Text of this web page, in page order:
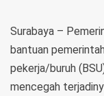
Surabaya –
bantuan
pekerja/buruh
mencegah